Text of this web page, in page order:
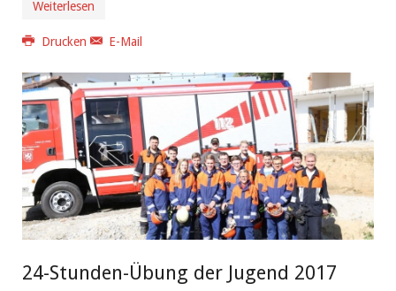
Weiterlesen
Drucken E-Mail
24-Stunden-Übung der Jugend 2017